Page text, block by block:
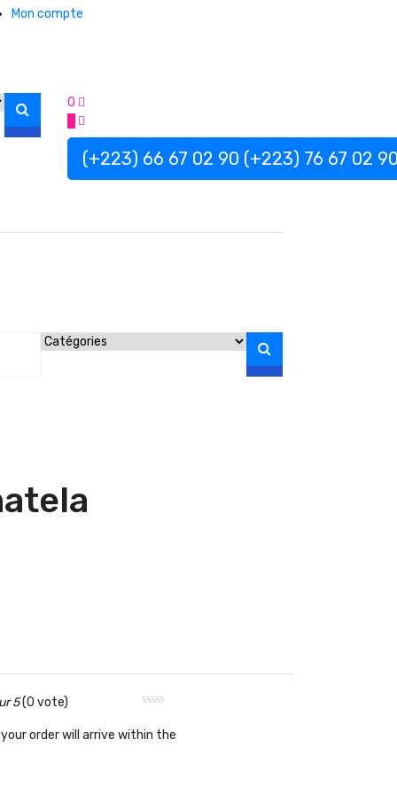
Mon compte
0
(+223) 66 67 02 90 (+223) 76 67 02
5(0 vote)
order will arrive within the